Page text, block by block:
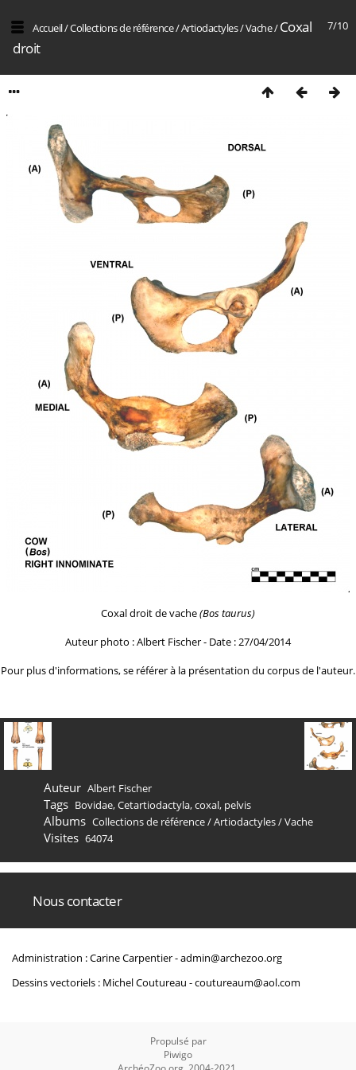
7/10
Accueil/Collections de référence/Artiodactyles/Vache/Coxal
droit
Coxal droit de vache(Bos taurus)
Auteur photo : Albert Fischer - Date : 27/04/2014
Pour plus d'informations, se référer à la présentation du corpus de l'auteur.
Auteur Albert Fischer
Tags Bovidae,Cetartiodactyla,coxal, pelvis
Albums Collections de référence/Artiodactyles/Vache
Visites 64074
Nous contacter
Administration : Carine Carpentier -admin@archezoo.org
Dessins vectoriels : Michel Coutureau -coutureaum@aol.com
Propulsé par
Piwigo